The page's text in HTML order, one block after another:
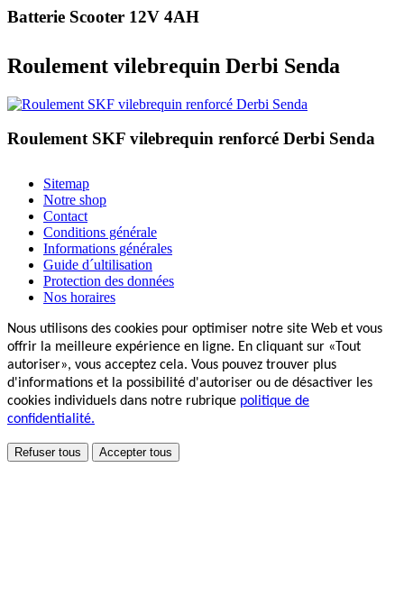
Batterie Scooter 12V 4AH
Roulement vilebrequin Derbi Senda
Roulement SKF vilebrequin renforcé Derbi Senda
Sitemap
Notre shop
Contact
Conditions générale
Informations générales
Guide d´ultilisation
Protection des données
Nos horaires
Nous utilisons des cookies pour optimiser notre site Web et vous
offrir la meilleure expérience en ligne. En cliquant sur «Tout
autoriser», vous acceptez cela. Vous pouvez trouver plus
d'informations et la possibilité d'autoriser ou de désactiver les
cookies individuels dans notre rubrique politique de
confidentialité.
Refuser tous Accepter tous